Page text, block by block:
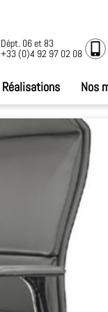
Dépt. 06 et 83
+33 (0)4 92 97 02 08
Réalisations Nos